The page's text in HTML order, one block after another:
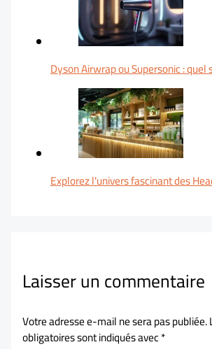
Dyson Airwrap ou Supersonic :
Explorez l'univers fascinant des
Laisser un commentaire
Votre adresse e-mail ne sera pas publiée.
obligatoires sont indiqués avec*